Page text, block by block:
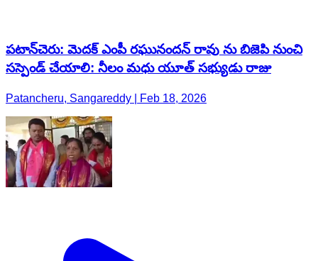
పటాన్​​చెరు: మెదక్ ఎంపీ రఘునందన్ రావు ను బిజెపి నుంచి
సస్పెండ్ చేయాలి: నీలం మధు యూత్ సభ్యుడు రాజు
Patancheru, Sangareddy | Feb 18, 2026